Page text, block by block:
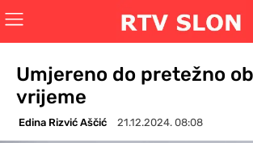
Umjereno do pretežno
vrijeme
Edina Rizvić Aščić 21.12.2024. 08:08